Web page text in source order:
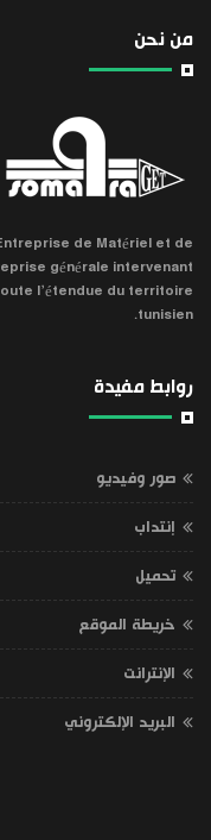
من نحن
de Matériel et de
générale intervenant
l’étendue du territoire
tunisien.
روابط مفيدة
صور وفيديو
إنتداب
تحميل
خريطة الموقع
الإنترانت
البريد الإلكتروني